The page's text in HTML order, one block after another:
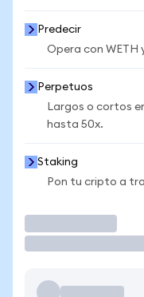
Predecir
Opera con WETH
Perpetuos
Largos o cortos
hasta 50x.
Staking
Pon tu cripto a